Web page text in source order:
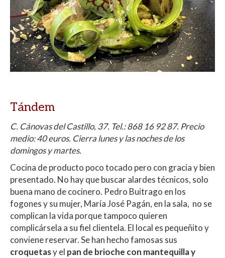
Tándem
C. Cánovas del Castillo, 37. Tel.:868 16 92 87. Precio
medio: 40 euros. Cierra lunes y las noches de los
domingos y martes.
Cocina de producto poco tocado pero con gracia y bien
presentado. No hay que buscar alardes técnicos, solo
buena mano de cocinero. Pedro Buitrago en los
fogones y su mujer, María José Pagán, en la sala, no se
complican la vida porque tampoco quieren
complicársela a su fiel clientela. El local es pequeñito y
conviene reservar. Se han hecho famosas sus
croquetasy el pan de brioche con mantequilla y